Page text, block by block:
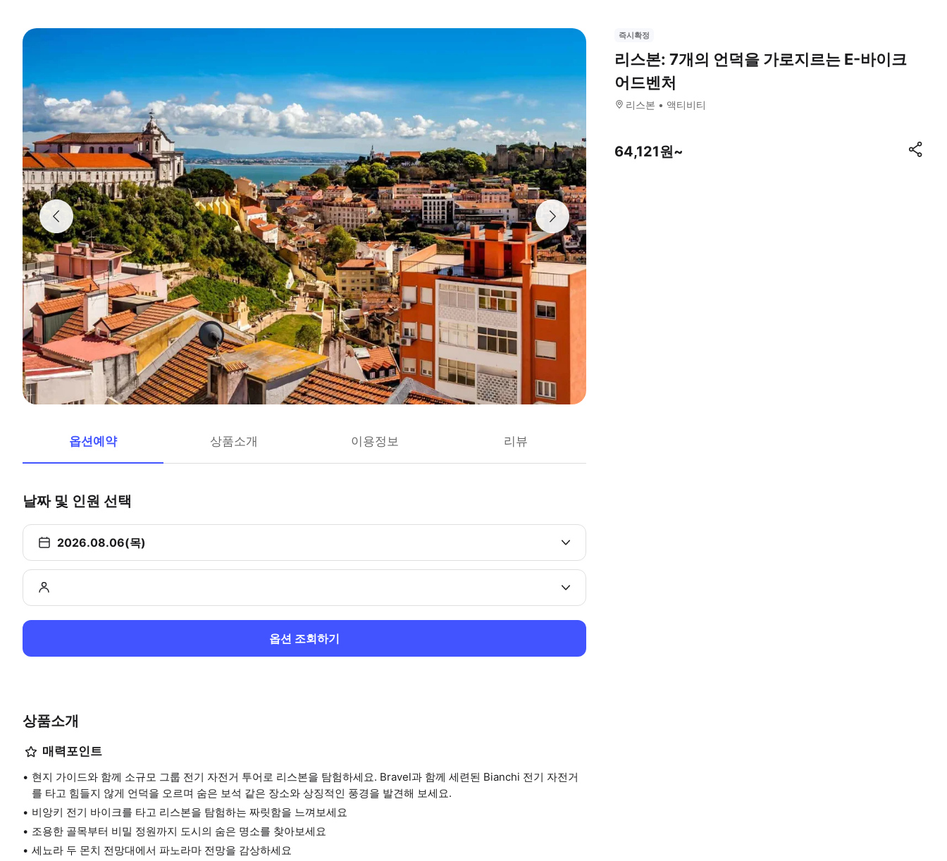
옵션예약 상품소개 이용정보 리뷰
날짜 및 인원 선택
2026.08.06(목)
옵션 조회하기
상품소개
매력포인트
현지 가이드와 함께 소규모 그룹 전기 자전거 투어로 리스본을 탐험하세요. Bravel과 함께 세련된 Bianchi 전기 자전거
를 타고 힘들지 않게 언덕을 오르며 숨은 보석 같은 장소와 상징적인 풍경을 발견해 보세요.
비앙키 전기 바이크를 타고 리스본을 탐험하는 짜릿함을 느껴보세요
조용한 골목부터 비밀 정원까지 도시의 숨은 명소를 찾아보세요
세뇨라 두 몬치 전망대에서 파노라마 전망을 감상하세요
즉시확정
리스본: 7개의 언덕을 가로지르는 E-바이크
어드벤처
리스본 액티비티
64,121원~